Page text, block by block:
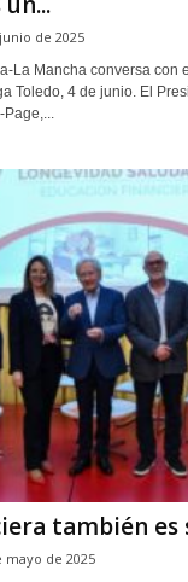
de 2025
La Mancha conversa con
Toledo, 4 de junio. El
también es
mayo de 2025